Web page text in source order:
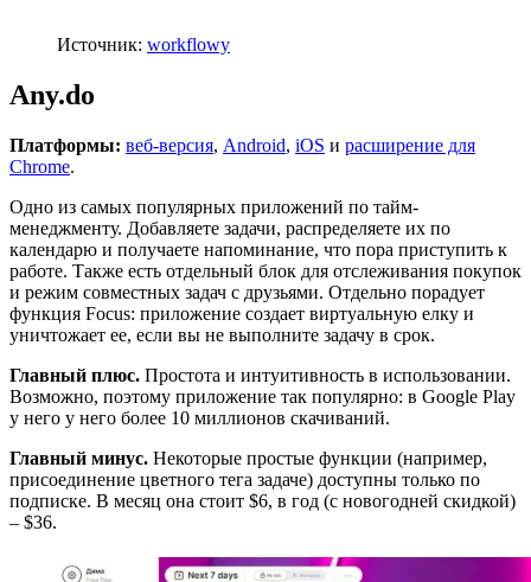
Источник: workflowy
Any.do
Платформы: веб-версия, Android, iOS и расширение для
Chrome.
Одно из самых популярных приложений по тайм-
менеджменту. Добавляете задачи, распределяете их по
календарю и получаете напоминание, что пора приступить к
работе. Также есть отдельный блок для отслеживания покупок
и режим совместных задач с друзьями. Отдельно порадует
функция Focus: приложение создает виртуальную елку и
уничтожает ее, если вы не выполните задачу в срок.
Главный плюс. Простота и интуитивность в использовании.
Возможно, поэтому приложение так популярно: в Google Play
у него у него более 10 миллионов скачиваний.
Главный минус. Некоторые простые функции (например,
присоединение цветного тега задаче) доступны только по
подписке. В месяц она стоит $6, в год (c новогодней скидкой)
– $36.